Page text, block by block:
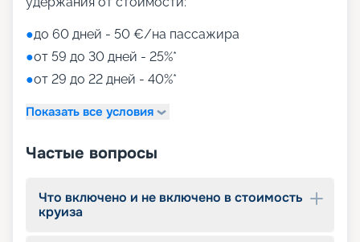
●до 60 дней - 50 €/на пассажира
●от 59 до 30 дней - 25%*
●от 29 до 22 дней - 40%*
Показать все условия
Частые вопросы
Что включено и не включено в стоимость
круиза